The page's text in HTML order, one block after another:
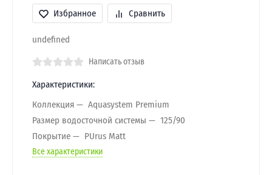
Избранное Сравнить
undefined
Написать отзыв
Характеристики:
Коллекция
Aquasystem Premium
Размер водосточной системы
125/90
Покрытие
PUrus Matt
Все характеристики